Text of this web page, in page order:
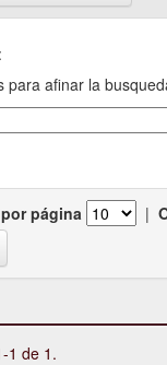
para afinar la
página |
1 de 1.